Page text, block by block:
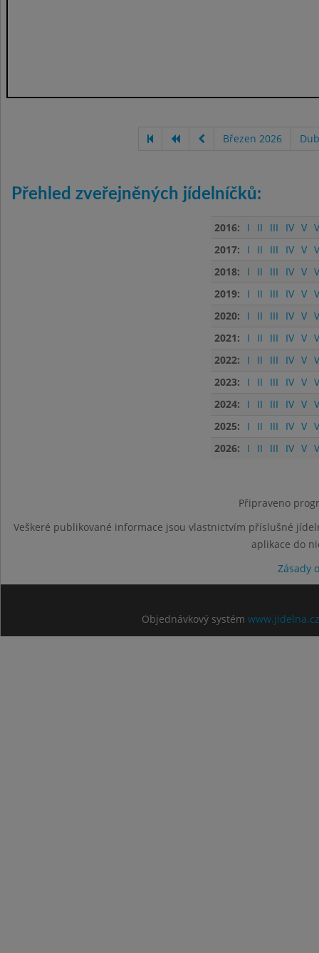
Březen 2026
Přehled zveřejněných jídelníčků:
2016: I II III IV V
2017:
I II III IV V
2018:
I II III IV V
2019:
I II III IV V
2020:
I II III IV V
2021:
I II III IV V
2022:
I II III IV V
2023:
I II III IV V
2024:
I II III IV V
2025:
I II III IV V
2026:
I II III IV V
Připraveno
Veškeré publikované informace jsou vlastnictvím příslušné
aplikace do
Zásady
Objednávkový systém www.jidelna.cz